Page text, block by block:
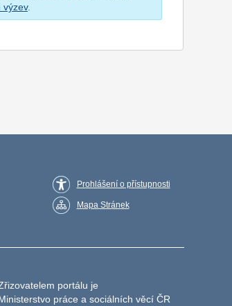
výzev.
Prohlášení o přístupnosti
Mapa Stránek
portálu je
práce a sociálních věcí ČR